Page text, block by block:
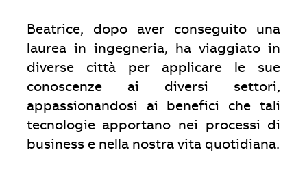
Beatrice, dopo aver conseguito una
laurea in ingegneria, ha viaggiato in
diverse città per applicare le sue
conoscenze ai diversi settori,
appassionandosi ai benefici che tali
tecnologie apportano nei processi di
business e nella nostra vita quotidiana.